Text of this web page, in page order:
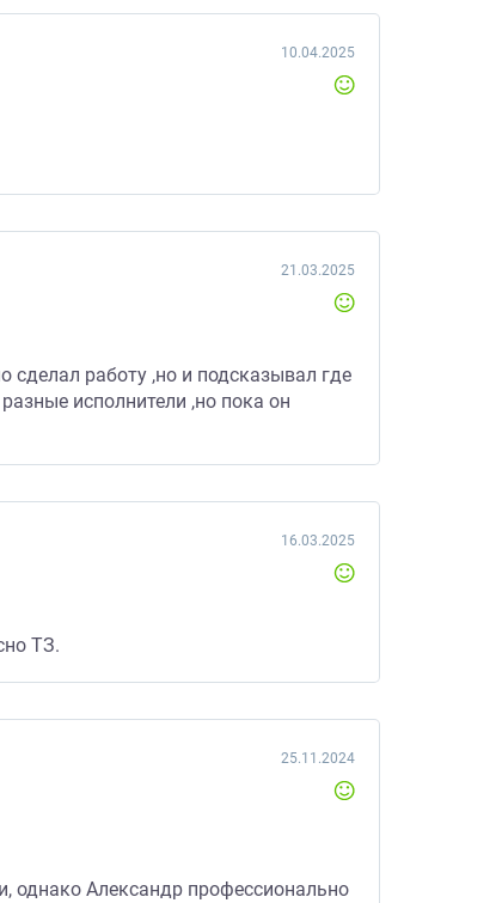
10.04.2025
21.03.2025
сделал работу ,но и подсказывал где
исполнители ,но пока он
16.03.2025
ТЗ.
25.11.2024
однако Александр профессионально